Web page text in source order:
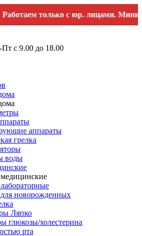
только с юр. лицами.
с 9.00 до 18.00
аппараты
грелка
воды
новорожденных
Ляпко
глюкозы/холестерина
рта